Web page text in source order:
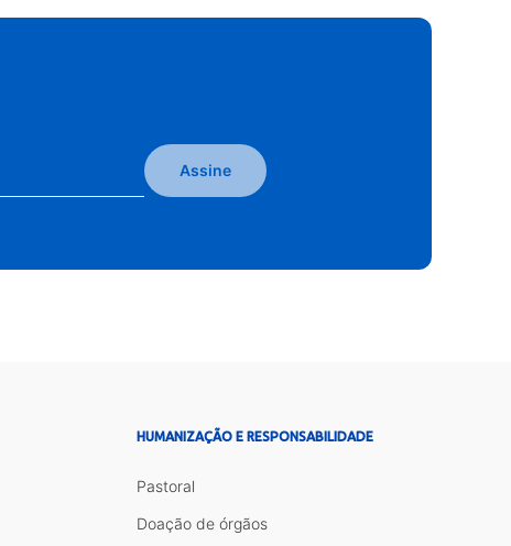
Assine
HUMANIZAÇÃO E RESPONSABILIDADE
Pastoral
Doação de órgãos